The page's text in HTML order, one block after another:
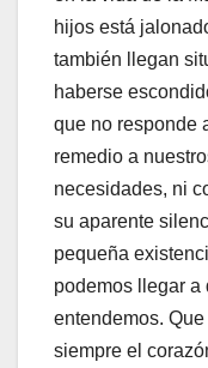
hijos está
también llegan
haberse
que no responde
remedio a
necesidades, ni
su aparente
pequeña
podemos llegar a
entendemos.
siempre el